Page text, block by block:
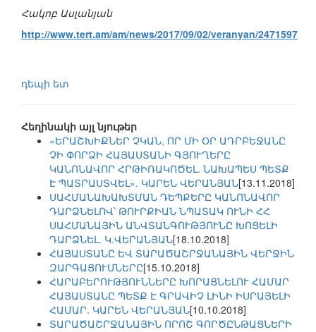
Հակոբ Ասլանյան
http://www.tert.am/am/news/2017/09/02/veranyan/2471597
դեպի ետ
Հեղինակի այլ նյութեր
«ԵՐԱՇԽԻՔՆԵՐ ՉԿԱՆ, ՈՐ ՄԻ ՕՐ ԱԴՐԲԵՋԱՆԸ
ՉԻ ՓՈՐՁԻ ՀԱՅԱՍՏԱՆԻ ԳՅՈՒՂԵՐԸ
ԿԱՆՈՆԱՎՈՐ ՀՐԹԻՌԱԿՈԾԵԼ. ՆԱԽԱՊԵՍ ՊԵՏՔ
Է ՊԱՏՐԱՍՏՎԵԼ». ԿԱՐԵՆ ՎԵՐԱՆՅԱՆ[13.11.2018]
ՍԱՀՄԱՆԱԽԱԽՏՄԱՆ ԴԵՊՔԵՐԸ ԿԱՆՈՆԱՎՈՐ
ԴԱՐՁՆԵԼՈՎ՝ ԹՈՒՐՔԻԱՆ ՆՊԱՏԱԿ ՈՒՆԻ ՀՀ
ՍԱՀՄԱՆԱՅԻՆ ԱՆՎՏԱՆԳՈՒԹՅՈՒՆԸ ԽՈՑԵԼԻ
ԴԱՐՁՆԵԼ. Կ.ՎԵՐԱՆՅԱՆ[18.10.2018]
ՀԱՅԱՍՏԱՆԸ ԵՎ ՏԱՐԱԾԱՇՐՋԱՆԱՅԻՆ ՎԵՐՋԻՆ
ԶԱՐԳԱՑՈՒՄՆԵՐԸ[15.10.2018]
ՀԱՐԱԲԵՐՈՒԹՅՈՒՆՆԵՐԸ ԽՈՐԱՑՆԵԼՈՒ ՀԱՄԱՐ
ՀԱՅԱՍՏԱՆԸ ՊԵՏՔ Է ԳՐԱՎԻՉ ԼԻՆԻ ԻՍՐԱՅԵԼԻ
ՀԱՄԱՐ. ԿԱՐԵՆ ՎԵՐԱՆՅԱՆ[10.10.2018]
ՏԱՐԱԾԱՇՐՋԱՆԱՅԻՆ ՈՐՈՇ ԳՈՐԾԸՆԹԱՑՆԵՐԻ